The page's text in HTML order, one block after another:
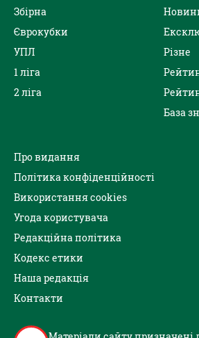
Збірна
Єврокубки
УПЛ
1 ліга
2 ліга
Різне
База
Про видання
Політика конфіденційності
Використання cookies
Угода користувача
Редакційна політика
Кодекс етики
Наша редакція
Контакти